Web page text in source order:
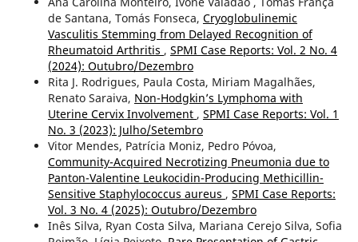
de Santana, Tomás Fonseca, Cryoglobulinemic
Vasculitis Stemming from Delayed Recognition of
Rheumatoid Arthritis , SPMI Case Reports: Vol. 2 No. 4
(2024): Outubro/Dezembro
Rita J. Rodrigues, Paula Costa, Miriam Magalhães,
Renato Saraiva, Non-Hodgkin’s Lymphoma with
Uterine Cervix Involvement , SPMI Case Reports: Vol. 1
No. 3 (2023): Julho/Setembro
Vitor Mendes, Patrícia Moniz, Pedro Póvoa,
Community-Acquired Necrotizing Pneumonia due to
Panton-Valentine Leukocidin-Producing Methicillin-
Sensitive Staphylococcus aureus , SPMI Case Reports:
Vol. 3 No. 4 (2025): Outubro/Dezembro
Inês Silva, Ryan Costa Silva, Mariana Cerejo Silva, Sofia